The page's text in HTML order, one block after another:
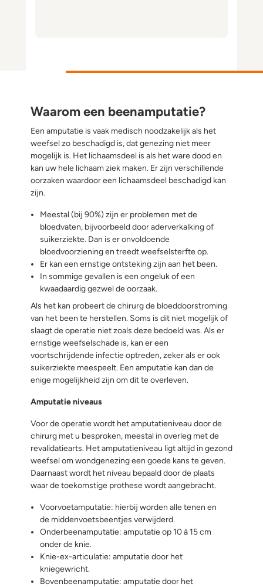
Waarom een beenamputatie?
Een amputatie is vaak medisch noodzakelijk als het
weefsel zo beschadigd is, dat genezing niet meer
mogelijk is. Het lichaamsdeel is als het ware dood en
kan uw hele lichaam ziek maken. Er zijn verschillende
oorzaken waardoor een lichaamsdeel beschadigd kan
zijn.
Meestal (bij 90%) zijn er problemen met de
bloedvaten, bijvoorbeeld door aderverkalking of
suikerziekte. Dan is er onvoldoende
bloedvoorziening en treedt weefselsterfte op.
Er kan een ernstige ontsteking zijn aan het been.
In sommige gevallen is een ongeluk of een
kwaadaardig gezwel de oorzaak.
Als het kan probeert de chirurg de bloeddoorstroming
van het been te herstellen. Soms is dit niet mogelijk of
slaagt de operatie niet zoals deze bedoeld was. Als er
ernstige weefselschade is, kan er een
voortschrijdende infectie optreden, zeker als er ook
suikerziekte meespeelt. Een amputatie kan dan de
enige mogelijkheid zijn om dit te overleven.
Amputatie niveaus
Voor de operatie wordt het amputatieniveau door de
chirurg met u besproken, meestal in overleg met de
revalidatiearts. Het amputatieniveau ligt altijd in gezond
weefsel om wondgenezing een goede kans te geven.
Daarnaast wordt het niveau bepaald door de plaats
waar de toekomstige prothese wordt aangebracht.
Voorvoetamputatie: hierbij worden alle tenen en
de middenvoetsbeentjes verwijderd.
Onderbeenamputatie: amputatie op 10 à 15 cm
onder de knie.
Knie-ex-articulatie: amputatie door het
kniegewricht.
Bovenbeenamputatie: amputatie door het